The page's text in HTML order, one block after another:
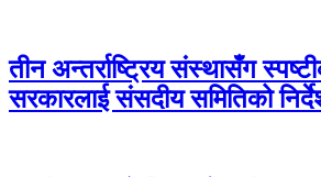
तीन अन्तर्राष्ट्रिय संस्थासँग
सरकारलाई संसदीय समितिको